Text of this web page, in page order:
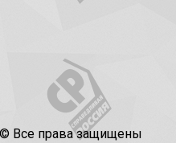
© Все права защищены